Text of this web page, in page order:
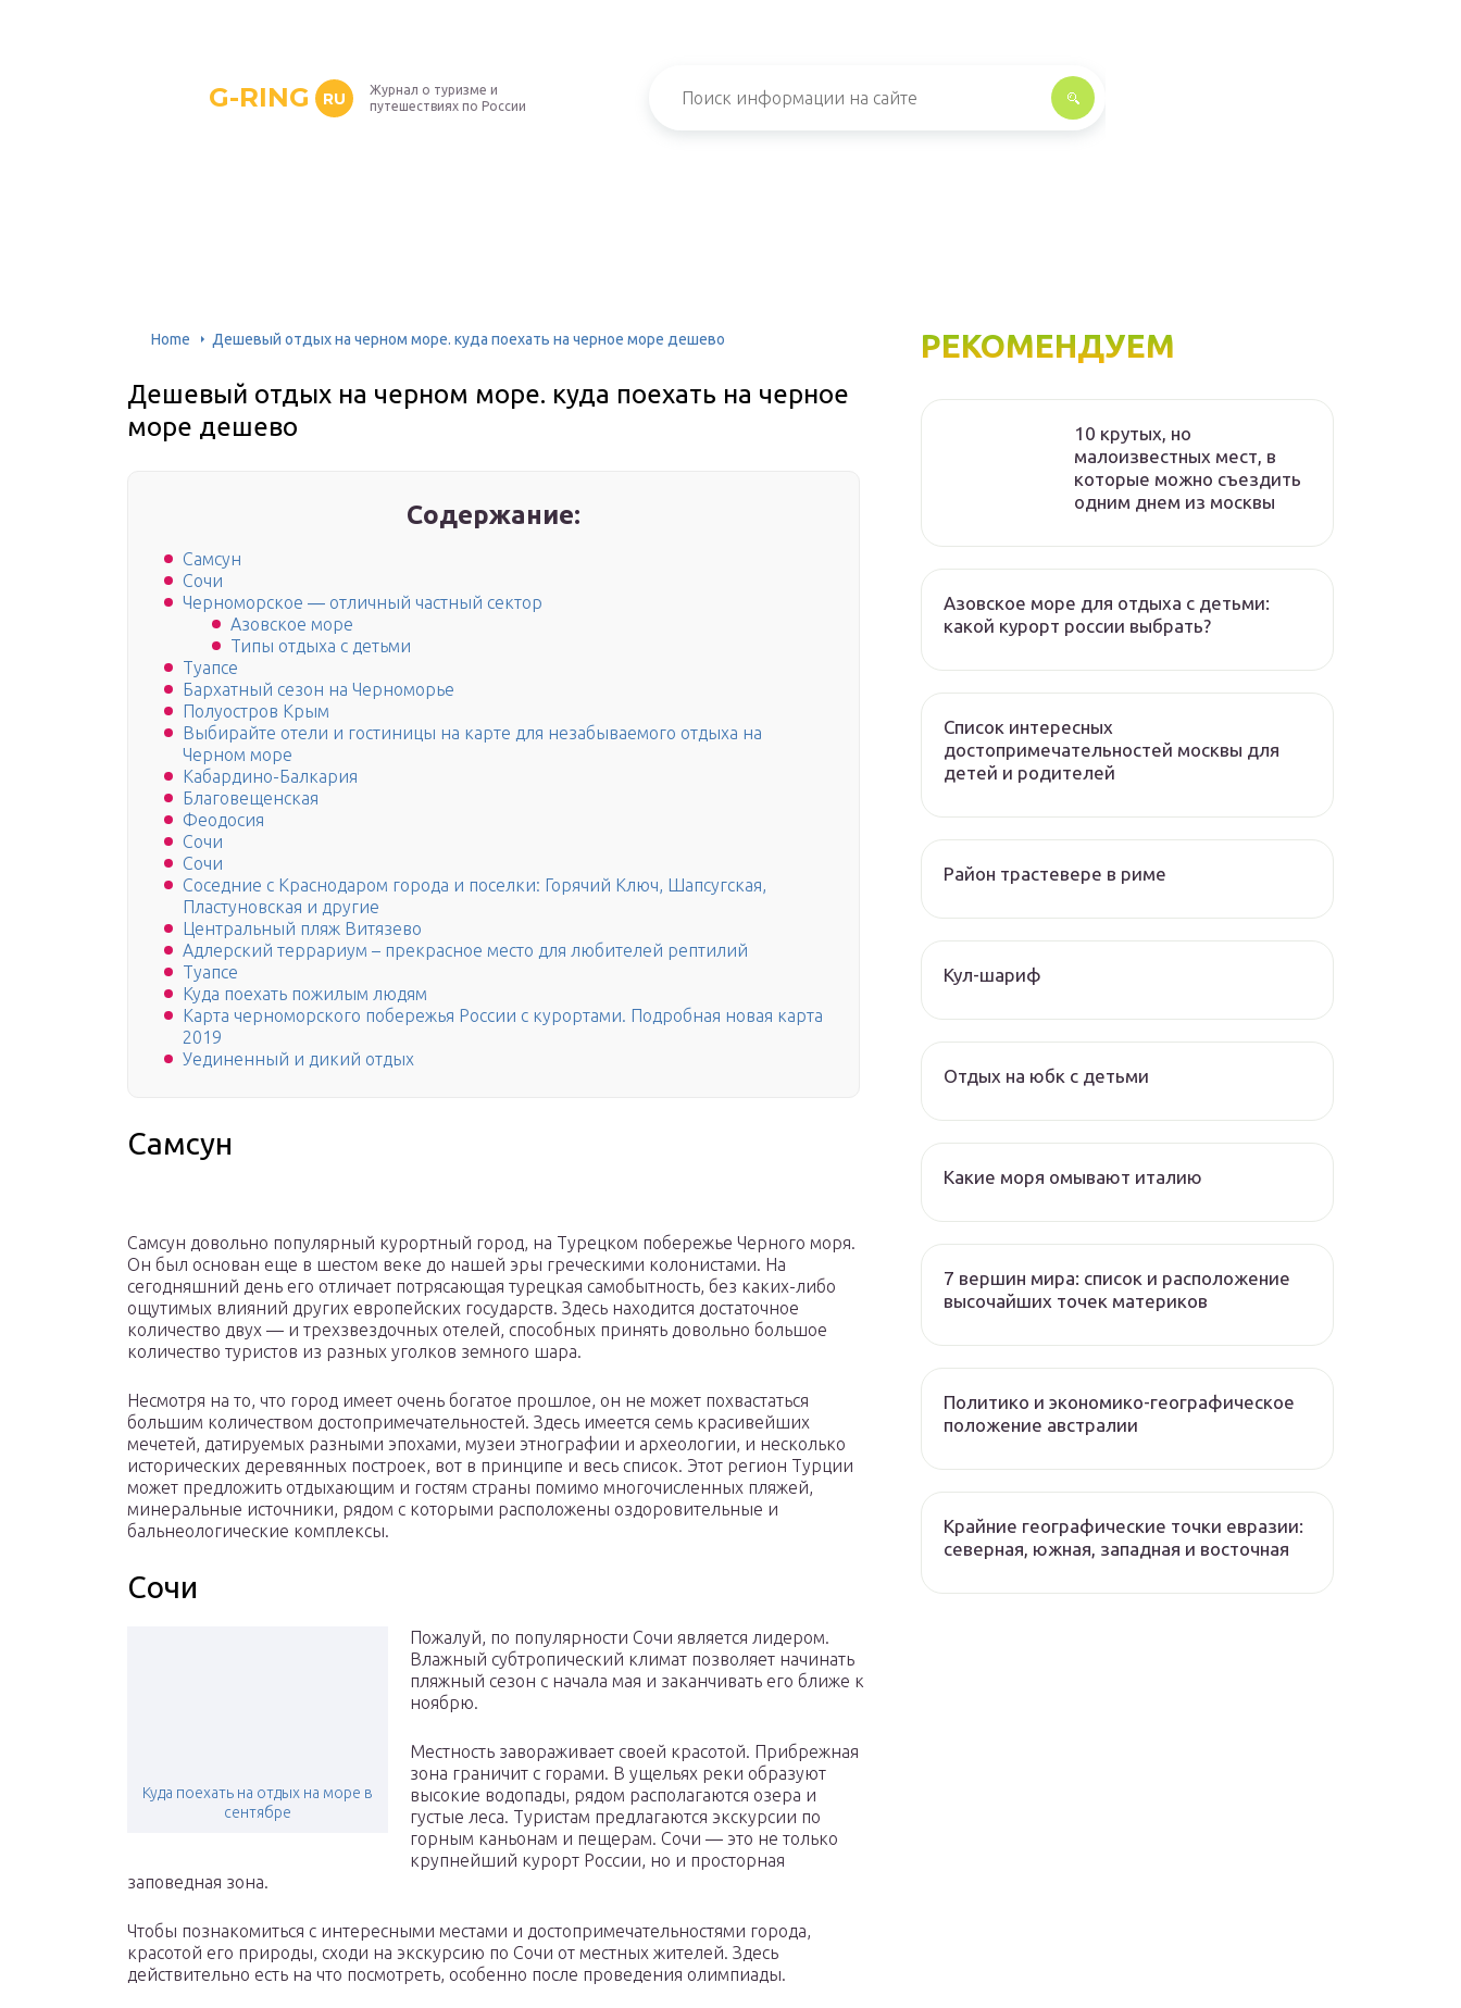
G-RING RU
Журнал о туризме и
путешествиях по России
Home Дешевый отдых на черном море. куда поехать на черное море дешево
Дешевый отдых на черном море. куда поехать на черное
море дешево
Содержание:
Самсун
Сочи
Черноморское ― отличный частный сектор
Азовское море
Типы отдыха с детьми
Туапсе
Бархатный сезон на Черноморье
Полуостров Крым
Выбирайте отели и гостиницы на карте для незабываемого отдыха на
Черном море
Кабардино-Балкария
Благовещенская
Феодосия
Сочи
Сочи
Соседние с Краснодаром города и поселки: Горячий Ключ, Шапсугская,
Пластуновская и другие
Центральный пляж Витязево
Адлерский террариум – прекрасное место для любителей рептилий
Туапсе
Куда поехать пожилым людям
Карта черноморского побережья России с курортами. Подробная новая карта
2019
Уединенный и дикий отдых
Самсун
Самсун довольно популярный курортный город, на Турецком побережье Черного моря.
Он был основан еще в шестом веке до нашей эры греческими колонистами. На
сегодняшний день его отличает потрясающая турецкая самобытность, без каких-либо
ощутимых влияний других европейских государств. Здесь находится достаточное
количество двух — и трехзвездочных отелей, способных принять довольно большое
количество туристов из разных уголков земного шара.
Несмотря на то, что город имеет очень богатое прошлое, он не может похвастаться
большим количеством достопримечательностей. Здесь имеется семь красивейших
мечетей, датируемых разными эпохами, музеи этнографии и археологии, и несколько
исторических деревянных построек, вот в принципе и весь список. Этот регион Турции
может предложить отдыхающим и гостям страны помимо многочисленных пляжей,
минеральные источники, рядом с которыми расположены оздоровительные и
бальнеологические комплексы.
Сочи
Куда поехать на отдых на море в
сентябре
Пожалуй, по популярности Сочи является лидером.
Влажный субтропический климат позволяет начинать
пляжный сезон с начала мая и заканчивать его ближе к
ноябрю.
Местность завораживает своей красотой. Прибрежная
зона граничит с горами. В ущельях реки образуют
высокие водопады, рядом располагаются озера и
густые леса. Туристам предлагаются экскурсии по
горным каньонам и пещерам. Сочи — это не только
крупнейший курорт России, но и просторная
заповедная зона.
Чтобы познакомиться с интересными местами и достопримечательностями города,
красотой его природы, сходи на экскурсию по Сочи от местных жителей. Здесь
действительно есть на что посмотреть, особенно после проведения олимпиады.
РЕКОМЕНДУЕМ
10 крутых, но
малоизвестных мест, в
которые можно съездить
одним днем из москвы
Азовское море для отдыха с детьми:
какой курорт россии выбрать?
Список интересных
достопримечательностей москвы для
детей и родителей
Район трастевере в риме
Кул-шариф
Отдых на юбк с детьми
Какие моря омывают италию
7 вершин мира: список и расположение
высочайших точек материков
Политико и экономико-географическое
положение австралии
Крайние географические точки евразии:
северная, южная, западная и восточная